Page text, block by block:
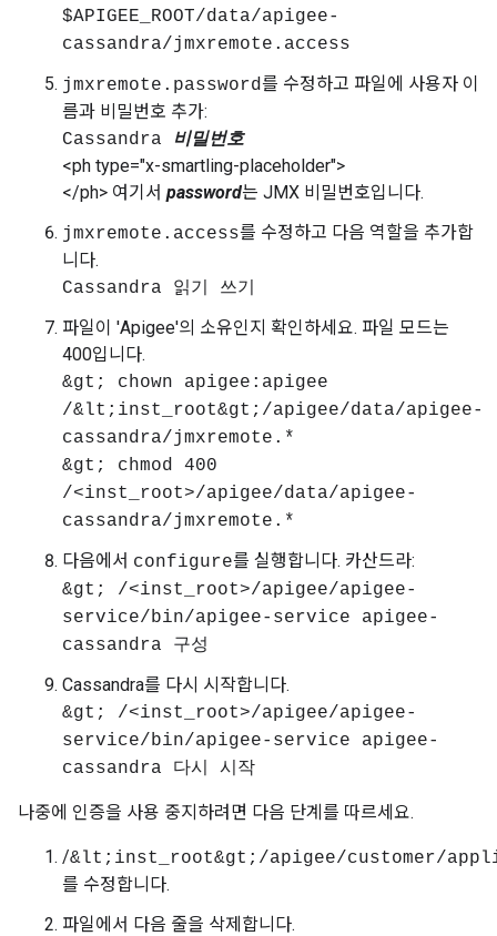
$APIGEE_ROOT/data/apigee-
cassandra/jmxremote.access
jmxremote.password를 수정하고 파일에 사용자 이
름과 비밀번호 추가:
Cassandra 비밀번호
<ph type="x-smartling-placeholder">
</ph> 여기서 password는 JMX 비밀번호입니다.
jmxremote.access를 수정하고 다음 역할을 추가합
니다.
Cassandra 읽기 쓰기
파일이 'Apigee'의 소유인지 확인하세요. 파일 모드는
400입니다.
&gt; chown apigee:apigee
/&lt;inst_root&gt;/apigee/data/apigee-
cassandra/jmxremote.*
&gt; chmod 400
/<inst_root>/apigee/data/apigee-
cassandra/jmxremote.*
다음에서 configure를 실행합니다. 카산드라:
&gt; /<inst_root>/apigee/apigee-
service/bin/apigee-service apigee-
cassandra 구성
Cassandra를 다시 시작합니다.
&gt; /<inst_root>/apigee/apigee-
service/bin/apigee-service apigee-
cassandra 다시 시작
나중에 인증을 사용 중지하려면 다음 단계를 따르세요.
/&lt;inst_root&gt;/apigee/customer/
를 수정합니다.
파일에서 다음 줄을 삭제합니다.